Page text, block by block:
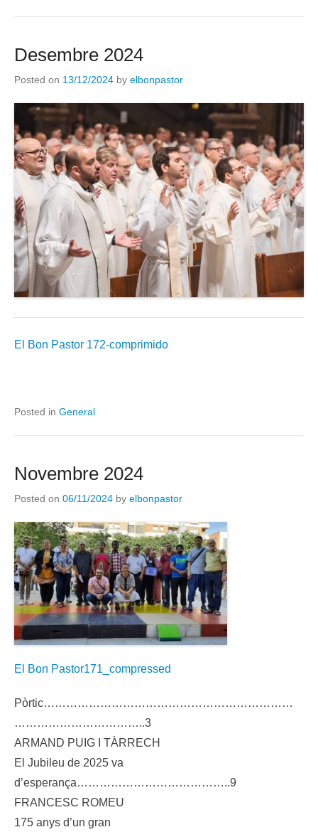
Desembre 2024
Posted on 13/12/2024 by elbonpastor
El Bon Pastor 172-comprimido
Posted in General
Novembre 2024
Posted on 06/11/2024 by elbonpastor
El Bon Pastor171_compressed
Pòrtic…………………………………………………………
……………………………..3
ARMAND PUIG I TÀRRECH
El Jubileu de 2025 va
d’esperança…………………………………..9
FRANCESC ROMEU
175 anys d’un gran